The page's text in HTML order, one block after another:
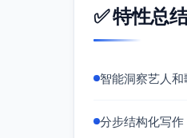
✅ 特性总结
智能洞察艺人
分步结构化写